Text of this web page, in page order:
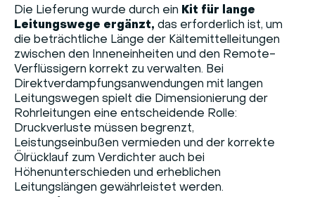
Die Lieferung wurde durch ein Kit für lange
Leitungswege ergänzt, das erforderlich ist, um
die beträchtliche Länge der Kältemittelleitungen
zwischen den Inneneinheiten und den Remote-
Verflüssigern korrekt zu verwalten. Bei
Direktverdampfungsanwendungen mit langen
Leitungswegen spielt die Dimensionierung der
Rohrleitungen eine entscheidende Rolle:
Druckverluste müssen begrenzt,
Leistungseinbußen vermieden und der korrekte
Ölrücklauf zum Verdichter auch bei
Höhenunterschieden und erheblichen
Leitungslängen gewährleistet werden.